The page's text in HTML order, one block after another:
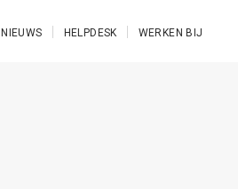
NIEUWS HELPDESK WERKEN BIJ